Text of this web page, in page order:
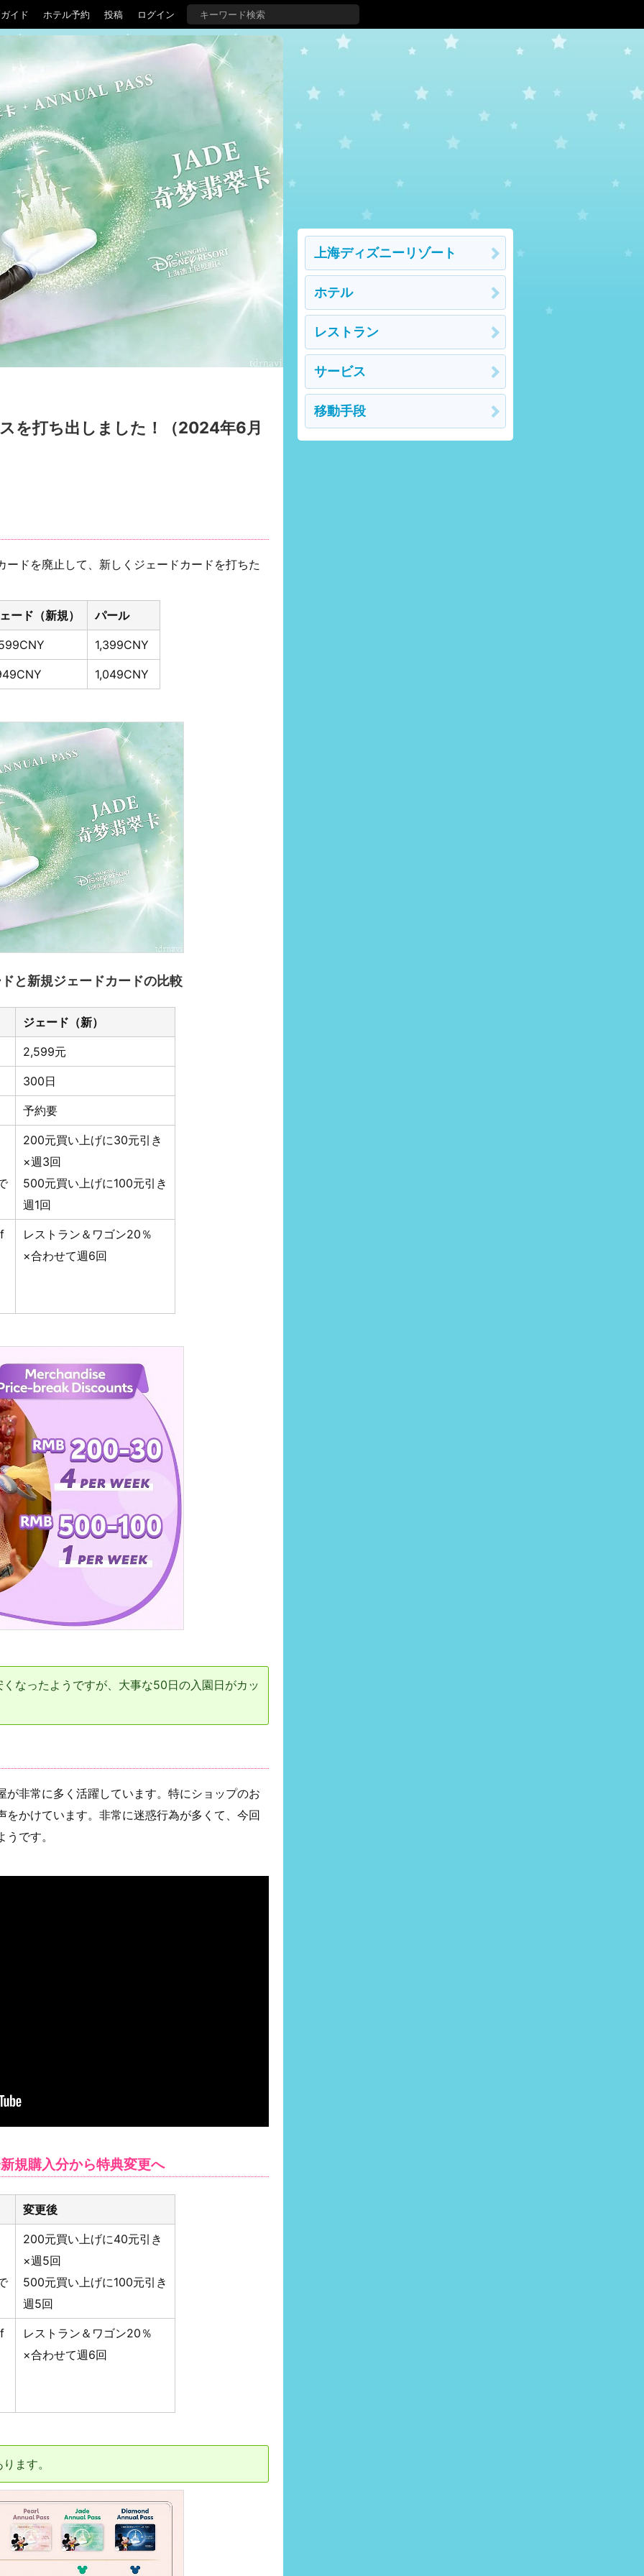
イド ホテル予約 投稿 ログイン
を打ち出しました！（2024年6月
ドを廃止して、新しくジェードカードを打ちた
ード（新規） パール
1,399CNY
1,049CNY
と新規ジェードカードの比較
ジェード（新）
2,599元
300日
予約要
200元買い上げに30元引き
×週3回
500元買い上げに100元引き
週1回
レストラン＆ワゴン20％
×合わせて週6回
なったようですが、大事な50日の入園日がカッ
が非常に多く活躍しています。特にショップのお
をかけています。非常に迷惑行為が多くて、今回
です。
規購入分から特典変更へ
変更後
200元買い上げに40元引き
×週5回
500元買い上げに100元引き
週5回
レストラン＆ワゴン20％
×合わせて週6回
ます。
上海ディズニーリゾート
ホテル
レストラン
サービス
移動手段